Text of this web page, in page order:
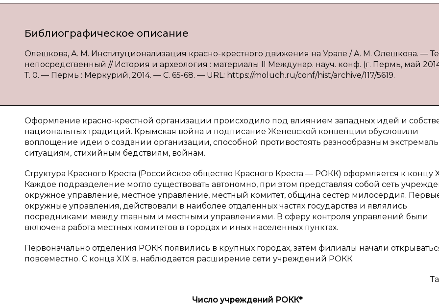
Библиографическое описание
Олешкова, А. М. Институционализация красно-крестного движения на Урале / А. М. Олешкова. —
непосредственный // История и археология : материалы II Междунар. науч. конф. (г. Пермь, май
Т. 0. — Пермь : Меркурий, 2014. — С. 65-68. — URL: https://moluch.ru/conf/hist/archive/117/5619.
Оформление красно-крестной организации происходило под влиянием западных идей и
национальных традиций. Крымская война и подписание Женевской конвенции обусловили
воплощение идеи о создании организации, способной противостоять разнообразным
ситуациям, стихийным бедствиям, войнам.
Структура Красного Креста (Российское общество Красного Креста — РОКК) оформляется к концу
Каждое подразделение могло существовать автономно, при этом представляя собой сеть
окружное управление, местное управление, местный комитет, община сестер милосердия.
окружные управления, действовали в наиболее отдаленных частях государства и являлись
посредниками между главным и местными управлениями. В сферу контроля управлений были
включена работа местных комитетов в городах и иных населенных пунктах.
Первоначально отделения РОКК появились в крупных городах, затем филиалы начали
повсеместно. С конца XIX в. наблюдается расширение сети учреждений РОКК.
Число учреждений РОКК*